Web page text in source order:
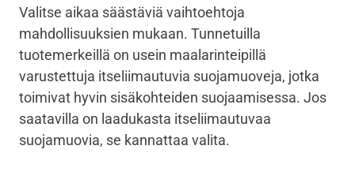
Valitse aikaa säästäviä vaihtoehtoja
mahdollisuuksien mukaan. Tunnetuilla
tuotemerkeillä on usein maalarinteipillä
varustettuja itseliimautuvia suojamuoveja, jotka
toimivat hyvin sisäkohteiden suojaamisessa. Jos
saatavilla on laadukasta itseliimautuvaa
suojamuovia, se kannattaa valita.